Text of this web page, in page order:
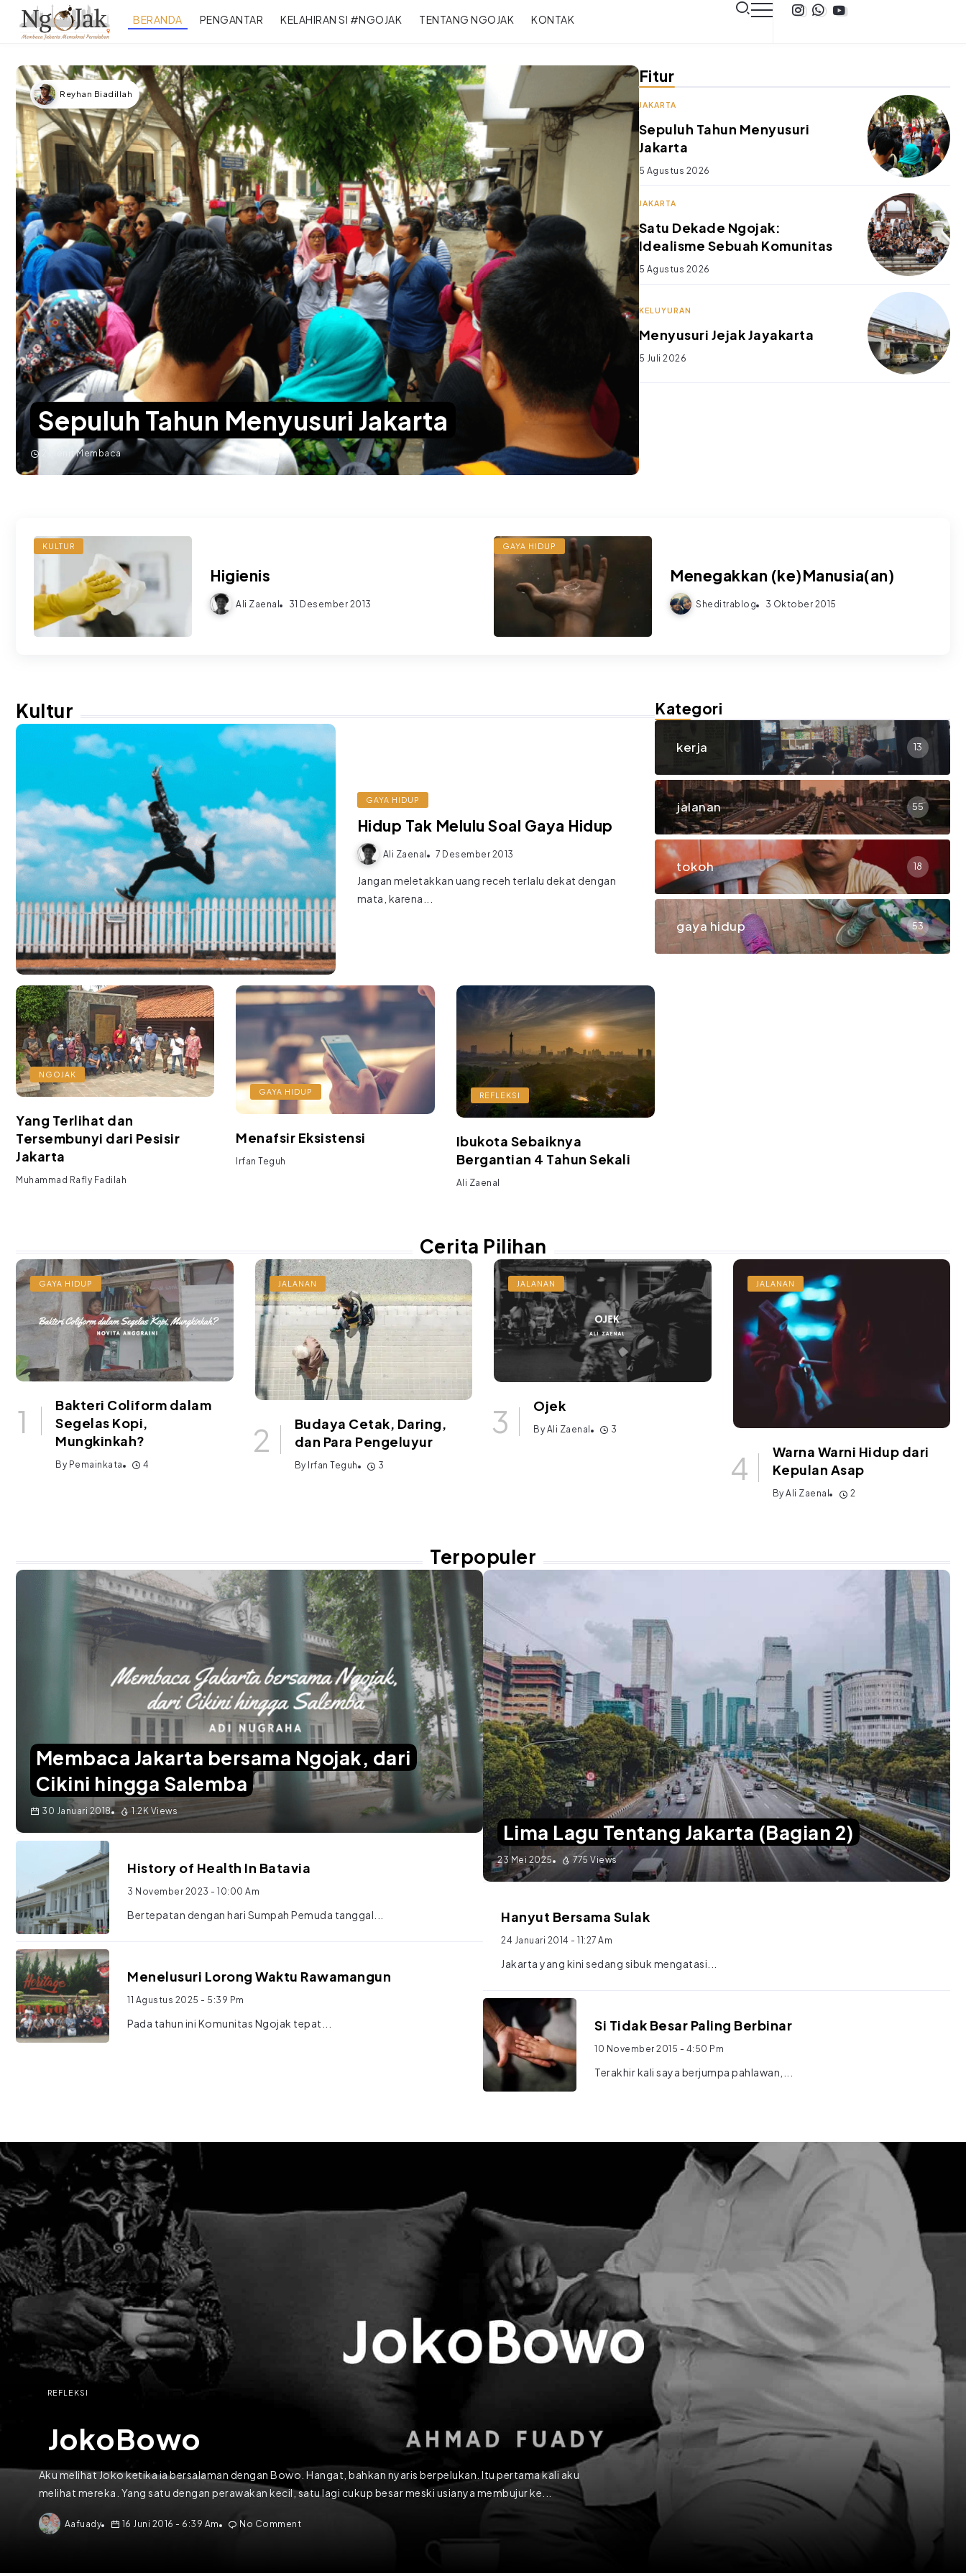
BERANDA PENGANTAR KELAHIRAN SI #NGOJAK TENTANG NGOJAK KONTAK
Reyhan Biadillah
Sepuluh Tahun Menyusuri Jakarta
2 Menit Membaca
Fitur
JAKARTA
Sepuluh Tahun Menyusuri
Jakarta
5 Agustus 2026
JAKARTA
Satu Dekade Ngojak:
Idealisme Sebuah Komunitas
5 Agustus 2026
KELUYURAN
Menyusuri Jejak Jayakarta
5 Juli 2026
KULTUR
Higienis
Ali Zaenal 31 Desember 2013
GAYA HIDUP
Menegakkan (ke)Manusia(an)
Sheditrablog 3 Oktober 2015
Kultur
GAYA HIDUP
Hidup Tak Melulu Soal Gaya Hidup
Ali Zaenal 7 Desember 2013
Jangan meletakkan uang receh terlalu dekat dengan
mata, karena...
NGOJAK
Yang Terlihat dan
Tersembunyi dari Pesisir
Jakarta
Muhammad Rafly Fadilah
GAYA HIDUP
Menafsir Eksistensi
Irfan Teguh
REFLEKSI
Ibukota Sebaiknya
Bergantian 4 Tahun Sekali
Ali Zaenal
Kategori
kerja 13
jalanan 55
tokoh 18
gaya hidup 53
Cerita Pilihan
GAYA HIDUP
Bakteri Coliform dalam
Segelas Kopi,
Mungkinkah?
By Pemainkata 4
JALANAN
Budaya Cetak, Daring,
dan Para Pengeluyur
By Irfan Teguh 3
JALANAN
Ojek
By Ali Zaenal 3
JALANAN
Warna Warni Hidup dari
Kepulan Asap
By Ali Zaenal 2
Terpopuler
Membaca Jakarta bersama Ngojak, dari
Cikini hingga Salemba
30 Januari 2018 1.2K Views
History of Health In Batavia
3 November 2023 - 10:00 Am
Bertepatan dengan hari Sumpah Pemuda tanggal...
Menelusuri Lorong Waktu Rawamangun
11 Agustus 2025 - 5:39 Pm
Pada tahun ini Komunitas Ngojak tepat...
Lima Lagu Tentang Jakarta (Bagian 2)
23 Mei 2025 775 Views
Hanyut Bersama Sulak
24 Januari 2014 - 11:27 Am
Jakarta yang kini sedang sibuk mengatasi...
Si Tidak Besar Paling Berbinar
10 November 2015 - 4:50 Pm
Terakhir kali saya berjumpa pahlawan,...
REFLEKSI
JokoBowo
Aku melihat Joko ketika ia bersalaman dengan Bowo. Hangat, bahkan nyaris berpelukan. Itu pertama kali aku
melihat mereka. Yang satu dengan perawakan kecil, satu lagi cukup besar meski usianya membujur ke...
Aafuady 16 Juni 2016- 6:39 Am No Comment